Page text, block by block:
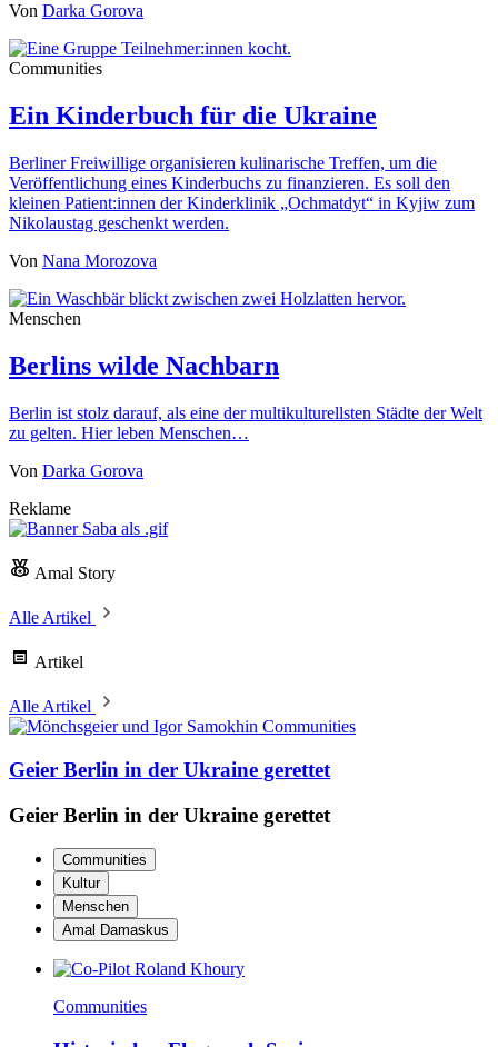
Von Darka Gorova
Communities
Ein Kinderbuch für die Ukraine
Berliner Freiwillige organisieren kulinarische Treffen, um die
Veröffentlichung eines Kinderbuchs zu finanzieren. Es soll den
kleinen Patient:innen der Kinderklinik „Ochmatdyt“ in Kyjiw zum
Nikolaustag geschenkt werden.
Von Nana Morozova
Menschen
Berlins wilde Nachbarn
Berlin ist stolz darauf, als eine der multikulturellsten Städte der Welt
zu gelten. Hier leben Menschen…
Von Darka Gorova
Reklame
Amal Story
Alle Artikel
Artikel
Alle Artikel
Communities
Geier Berlin in der Ukraine gerettet
Geier Berlin in der Ukraine gerettet
Communities
Kultur
Menschen
Amal Damaskus
Communities